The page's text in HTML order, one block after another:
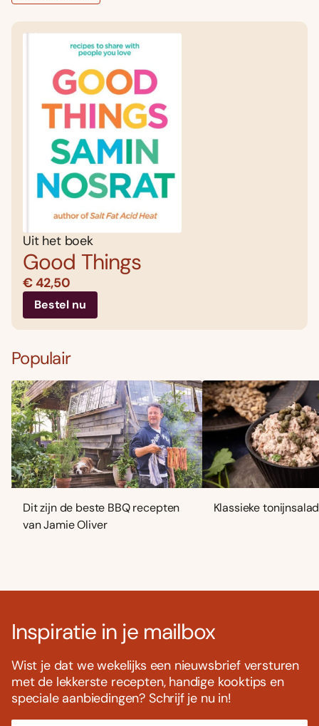
Uit het boek
Good Things
€ 42,50
Bestel nu
Populair
Dit zijn de beste BBQ recepten
van Jamie Oliver
Klassieke
Inspiratie in je mailbox
Wist je dat we wekelijks een nieuwsbrief versturen
met de lekkerste recepten, handige kooktips en
speciale aanbiedingen? Schrijf je nu in!